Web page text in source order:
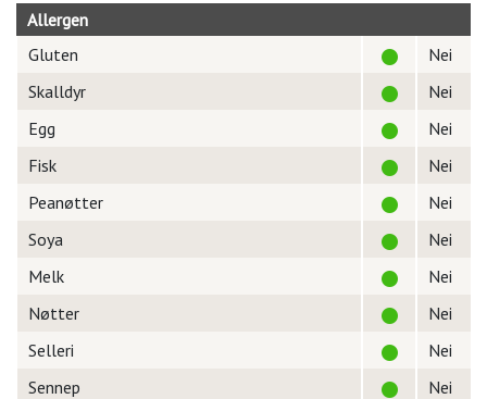
Allergen
Gluten
Nei
Skalldyr
Nei
Egg
Nei
Fisk
Nei
Peanøtter
Nei
Soya
Nei
Melk
Nei
Nøtter
Nei
Selleri
Nei
Sennep
Nei